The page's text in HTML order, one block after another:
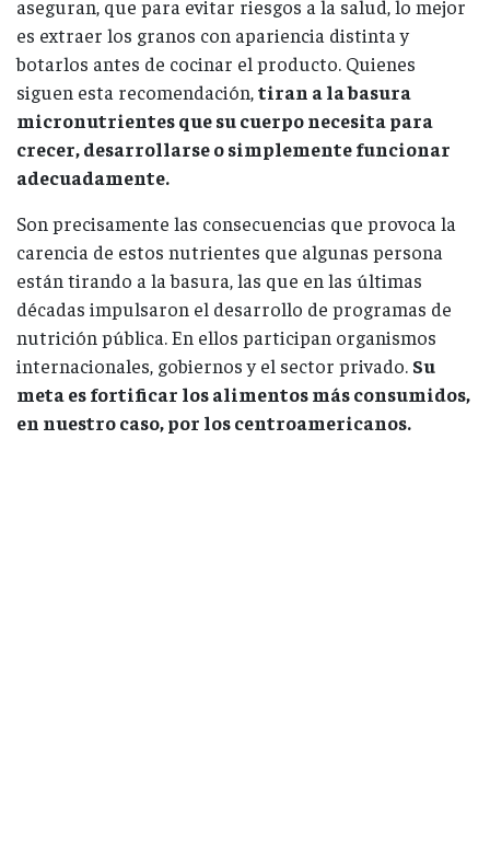
aseguran, que para evitar riesgos a la salud, lo mejor
es extraer los granos con apariencia distinta y
botarlos antes de cocinar el producto. Quienes
siguen esta recomendación,tiran a la basura
micronutrientes que su cuerpo necesita para
crecer, desarrollarse o simplemente funcionar
adecuadamente.
Son precisamente las consecuencias que provoca la
carencia de estos nutrientes que algunas persona
están tirando a la basura, las que en las últimas
décadas impulsaron el desarrollo de programas de
nutrición pública. En ellos participan organismos
internacionales, gobiernos y el sector privado. Su
meta es fortificar los alimentos más consumidos,
en nuestro caso, por los centroamericanos.